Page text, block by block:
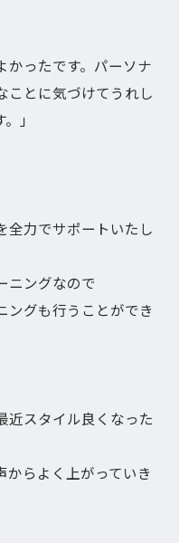
かったです。パーソナ
ことに気づけてうれし
」
全力でサポートいたし
ニングなので
ングも行うことができ
近スタイル良くなった
からよく上がっていき